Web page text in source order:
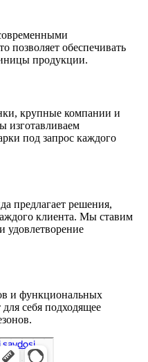
позволяет обеспечивать
продукции.
крупные компании и
изготавливаем
под запрос каждого
предлагает решения,
клиента. Мы ставим
удовлетворение
и функциональных
себя подходящее